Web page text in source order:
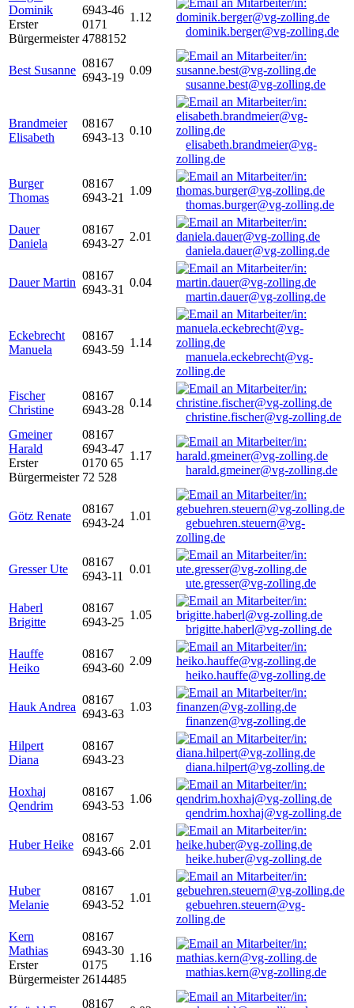
Dominik
Erster
Bürgermeister
6943-46
0171
4788152
1.12
dominik.berger@vg-zolling.de
Best Susanne
08167
6943-19
0.09
susanne.best@vg-zolling.de
Brandmeier
Elisabeth
08167
6943-13
0.10
elisabeth.brandmeier@vg-
zolling.de
Burger
Thomas
08167
6943-21
1.09
thomas.burger@vg-zolling.de
Dauer
Daniela
08167
6943-27
2.01
daniela.dauer@vg-zolling.de
Dauer Martin
08167
6943-31
0.04
martin.dauer@vg-zolling.de
Eckebrecht
Manuela
08167
6943-59
1.14
manuela.eckebrecht@vg-
zolling.de
Fischer
Christine
08167
6943-28
0.14
christine.fischer@vg-zolling.de
Gmeiner
Harald
Erster
Bürgermeister
08167
6943-47
0170 65
72 528
1.17
harald.gmeiner@vg-zolling.de
Götz Renate
08167
6943-24
1.01
gebuehren.steuern@vg-
zolling.de
Gresser Ute
08167
6943-11
0.01
ute.gresser@vg-zolling.de
Haberl
Brigitte
08167
6943-25
1.05
brigitte.haberl@vg-zolling.de
Hauffe
Heiko
08167
6943-60
2.09
heiko.hauffe@vg-zolling.de
Hauk Andrea
08167
6943-63
1.03
finanzen@vg-zolling.de
Hilpert
Diana
08167
6943-23
diana.hilpert@vg-zolling.de
Hoxhaj
Qendrim
08167
6943-53
1.06
qendrim.hoxhaj@vg-zolling.de
Huber Heike
08167
6943-66
2.01
heike.huber@vg-zolling.de
Huber
Melanie
08167
6943-52
1.01
gebuehren.steuern@vg-
zolling.de
Kern
Mathias
Erster
Bürgermeister
08167
6943-30
0175
2614485
1.16
mathias.kern@vg-zolling.de
08167